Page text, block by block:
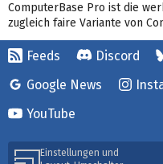
ComputerBase Pro ist die
zugleich faire Variante von
Feeds Discord
Google News
YouTube
Einstellungen und